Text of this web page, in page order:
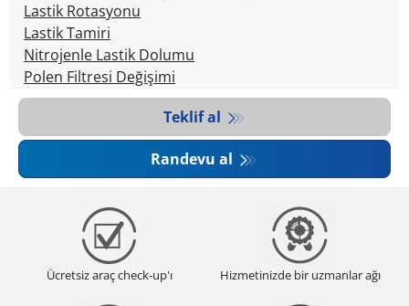
Lastik Rotasyonu
Lastik Tamiri
Nitrojenle Lastik Dolumu
Polen Filtresi Değişimi
Teklif al
Randevu al
Ücretsiz araç check-up'ı Hizmetinizde bir uzmanlar ağı